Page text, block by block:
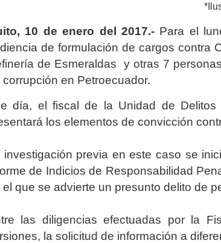
10 de enero del 2017.- Para el
de formulación de cargos contra
de Esmeraldas y otras 7
corrupción en Petroecuador.
día, el fiscal de la Unidad de Delitos
los elementos de convicción
investigación previa en este caso se
de Indicios de Responsabilidad
el que se advierte un presunto delito de
las diligencias efectuadas por la
la solicitud de información a